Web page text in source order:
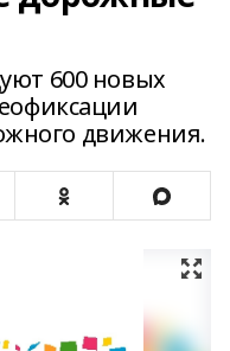
600 новых
движения.